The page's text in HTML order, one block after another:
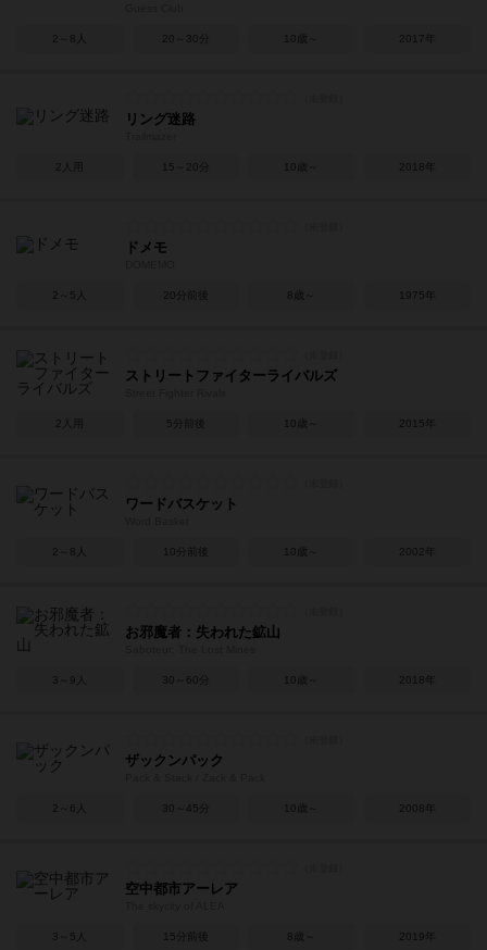
2～8人 20～30分 10歳～ 2017年
リング迷路
2人用 15～20分 10歳～ 2018年
ドメモ
2～5人 20分前後 8歳～ 1975年
ストリートファイターライバルズ
2人用 5分前後 10歳～ 2015年
ワードバスケット
2～8人 10分前後 10歳～ 2002年
お邪魔者：失われた鉱山
3～9人 30～60分 10歳～ 2018年
ザックンパック
2～6人 30～45分 10歳～ 2008年
空中都市アーレア
3～5人 15分前後 8歳～ 2019年